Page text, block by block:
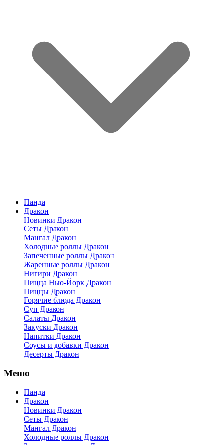
Панда
Дракон
Новинки Дракон
Сеты Дракон
Мангал Дракон
Холодные роллы Дракон
Запеченные роллы Дракон
Жаренные роллы Дракон
Нигири Дракон
Пицца Нью-Йорк Дракон
Пиццы Дракон
Горячие блюда Дракон
Суп Дракон
Салаты Дракон
Закуски Дракон
Напитки Дракон
Соусы и добавки Дракон
Десерты Дракон
Меню
Панда
Дракон
Новинки Дракон
Сеты Дракон
Мангал Дракон
Холодные роллы Дракон